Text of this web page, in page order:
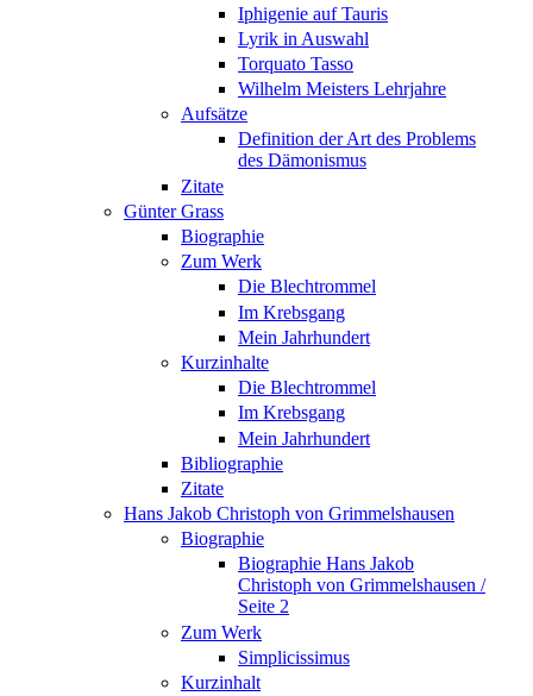
Iphigenie auf Tauris
Lyrik in Auswahl
Torquato Tasso
Wilhelm Meisters Lehrjahre
Aufsätze
Definition der Art des Problems
des Dämonismus
Zitate
Günter Grass
Biographie
Zum Werk
Die Blechtrommel
Im Krebsgang
Mein Jahrhundert
Kurzinhalte
Die Blechtrommel
Im Krebsgang
Mein Jahrhundert
Bibliographie
Zitate
Hans Jakob Christoph von Grimmelshausen
Biographie
Biographie Hans Jakob
Christoph von Grimmelshausen /
Seite 2
Zum Werk
Simplicissimus
Kurzinhalt